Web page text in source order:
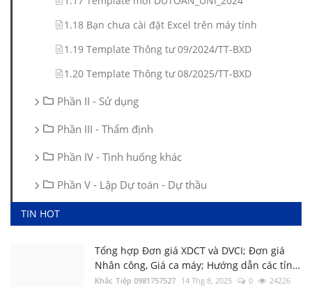
1.18 Bạn chưa cài đặt Excel trên máy tính
1.19 Template Thông tư 09/2024/TT-BXD
1.20 Template Thông tư 08/2025/TT-BXD
Phần II - Sử dụng
Phần III - Thẩm định
Phần IV - Tình huống khác
Phần V - Lập Dự toán - Dự thầu
TIN HOT
Tổng hợp Đơn giá XDCT và DVCI; Đơn giá
Nhân công, Giá ca máy; Hướng dẫn các tỉnh
thành
Khắc Tiệp 0981757527 14 Thg 8, 2025 0 24226
3.1 Thẩm định file Dự toán BNSC
Khắc Tiệp 0981757527 9 Thg 5, 2022 0 141
Luật Đấu thầu số: 22/2023/QH15, Hiệu lực
áp dụng từ ngày 01/1/2024